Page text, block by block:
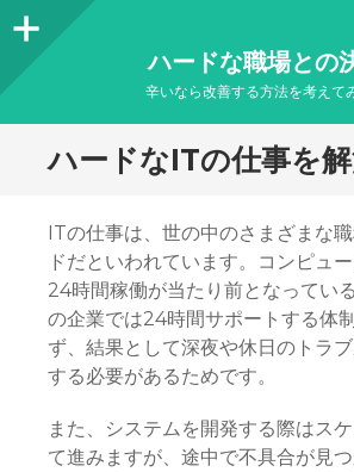
バ
ハードな職場との
辛いなら改善する方法を考えて
ハードなITの仕事を
ITの仕事は、世の中のさまざまな
ドだといわれています。コンピュ
24時間稼働が当たり前となってい
の企業では24時間サポートする体
ず、結果として深夜や休日のトラ
する必要があるためです。
また、システムを開発する際はス
て進みますが、途中で不具合が見